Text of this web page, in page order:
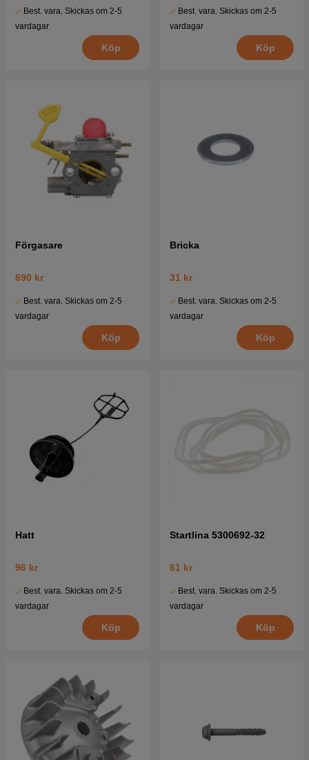
Best. vara. Skickas om 2-5
vardagar
Köp
Best. vara. Skickas om 2-5
vardagar
Köp
Förgasare
690 kr
Best. vara. Skickas om 2-5
vardagar
Köp
Bricka
31 kr
Best. vara. Skickas om 2-5
vardagar
Köp
Hatt
96 kr
Best. vara. Skickas om 2-5
vardagar
Köp
Startlina 5300692-32
61 kr
Best. vara. Skickas om 2-5
vardagar
Köp